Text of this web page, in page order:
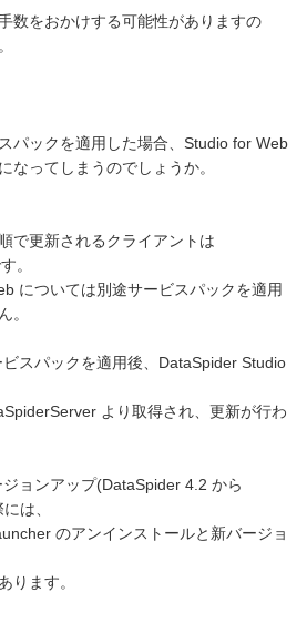
数をおかけする可能性がありますの
パックを適用した場合、Studio for Web
なってしまうのでしょうか。
で更新されるクライアントは
。
については別途サービスパックを適用
。
スパックを適用後、DataSpider Studio
より取得され、更新が行わ
ョンアップ(DataSpider 4.2 から
は、
のアンインストールと新バージョ
ります。